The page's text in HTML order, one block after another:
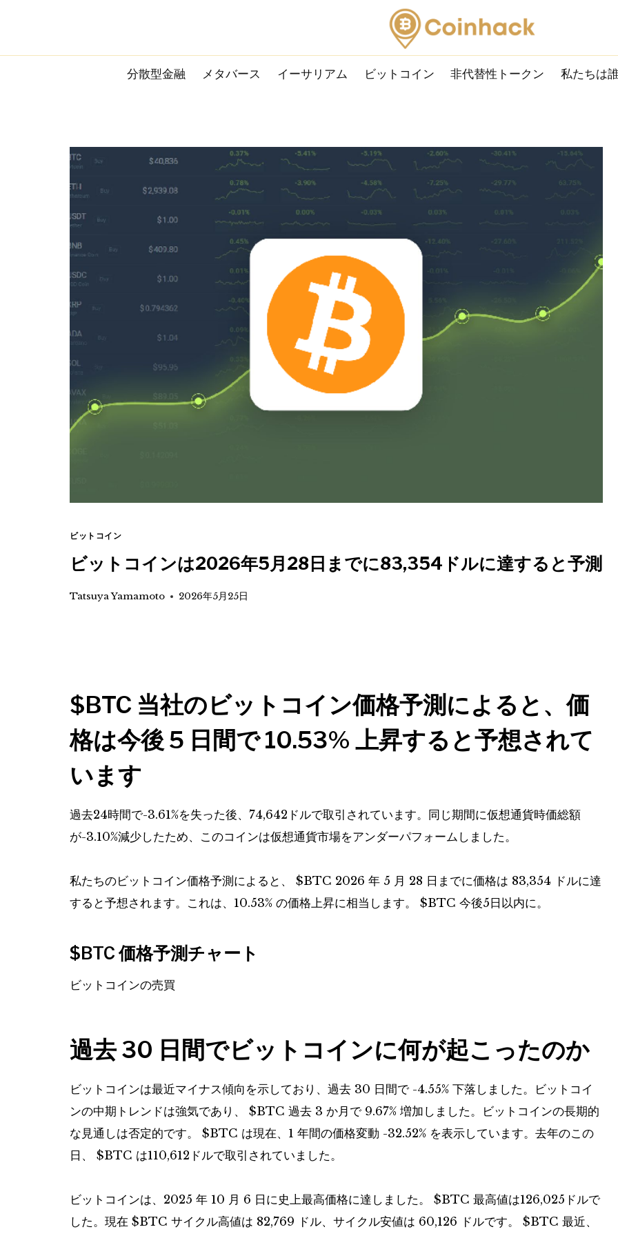
content
分散型金融 メタバース イーサリアム ビットコイン 非代替性トークン 私たちは
ビットコイン
ビットコインは2026年5月28日までに83,354ドルに達すると予測
Tatsuya Yamamoto 2026年5月25日
$BTC 当社のビットコイン価格予測によると、価
格は今後 5 日間で 10.53% 上昇すると予想されて
います
過去24時間で-3.61%を失った後、74,642ドルで取引されています。同じ期間に仮想通貨時価総額
が-3.10%減少したため、このコインは仮想通貨市場をアンダーパフォームしました。
私たちのビットコイン価格予測によると、 $BTC 2026 年 5 月 28 日までに価格は 83,354 ドルに達
すると予想されます。これは、10.53% の価格上昇に相当します。 $BTC 今後5日以内に。
$BTC価格予測チャート
ビットコインの売買
過去 30 日間でビットコインに何が起こったのか
ビットコインは最近マイナス傾向を示しており、過去 30 日間で -4.55% 下落しました。ビットコイ
ンの中期トレンドは強気であり、 $BTC 過去 3 か月で 9.67% 増加しました。ビットコインの長期的
な見通しは否定的です。 $BTC は現在、1 年間の価格変動 -32.52% を表示しています。去年のこの
日、 $BTC は110,612ドルで取引されていました。
ビットコインは、2025 年 10 月 6 日に史上最高価格に達しました。 $BTC 最高値は126,025ドルで
した。現在 $BTC サイクル高値は 82,769 ドル、サイクル安値は 60,126 ドルです。 $BTC 最近、